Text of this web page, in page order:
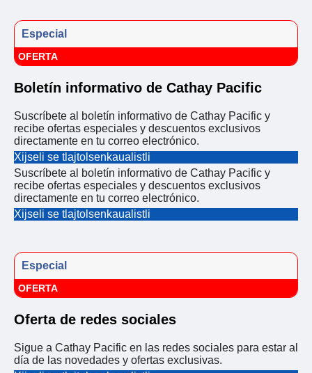
Especial
OFERTA
Boletín informativo de Cathay Pacific
Suscríbete al boletín informativo de Cathay Pacific y
recibe ofertas especiales y descuentos exclusivos
directamente en tu correo electrónico.
Xijseli se tlajtolsenkaualistli
Suscríbete al boletín informativo de Cathay Pacific y
recibe ofertas especiales y descuentos exclusivos
directamente en tu correo electrónico.
Xijseli se tlajtolsenkaualistli
Especial
OFERTA
Oferta de redes sociales
Sigue a Cathay Pacific en las redes sociales para estar al
día de las novedades y ofertas exclusivas.